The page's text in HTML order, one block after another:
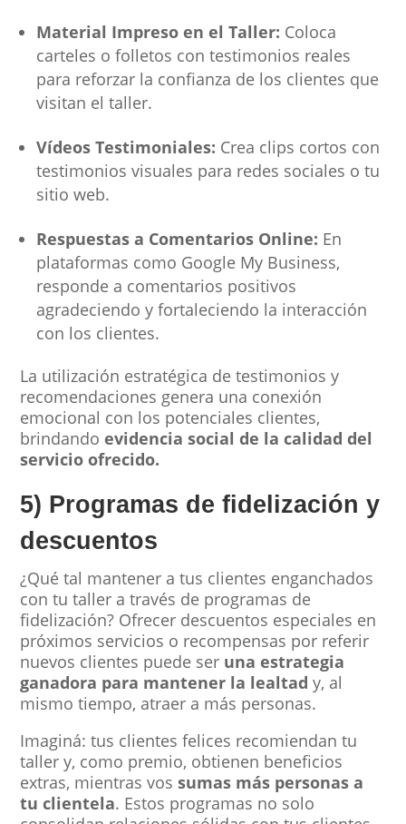
Material Impreso en el Taller: Coloca
carteles o folletos con testimonios reales
para reforzar la confianza de los clientes que
visitan el taller.
Vídeos Testimoniales: Crea clips cortos con
testimonios visuales para redes sociales o tu
sitio web.
Respuestas a Comentarios Online: En
plataformas como Google My Business,
responde a comentarios positivos
agradeciendo y fortaleciendo la interacción
con los clientes.
La utilización estratégica de testimonios y
recomendaciones genera una conexión
emocional con los potenciales clientes,
brindandoevidencia social de la calidad del
servicio ofrecido.
5) Programas de fidelización y
descuentos
¿Qué tal mantener a tus clientes enganchados
con tu taller a través de programas de
fidelización? Ofrecer descuentos especiales en
próximos servicios o recompensas por referir
nuevos clientes puede ser una estrategia
ganadora para mantener la lealtad y, al
mismo tiempo, atraer a más personas.
Imaginá: tus clientes felices recomiendan tu
taller y, como premio, obtienen beneficios
extras, mientras vossumas más personas a
tu clientela. Estos programas no solo